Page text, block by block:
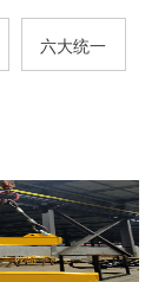
六大统一